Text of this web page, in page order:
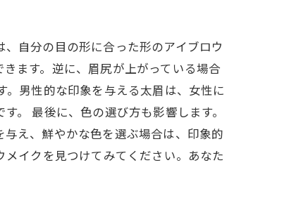
自分の目の形に合った形のアイブロウ
ます。逆に、眉尻が上がっている場合
男性的な印象を与える太眉は、女性に
。 最後に、色の選び方も影響します。
え、鮮やかな色を選ぶ場合は、印象的
イクを見つけてみてください。あなた